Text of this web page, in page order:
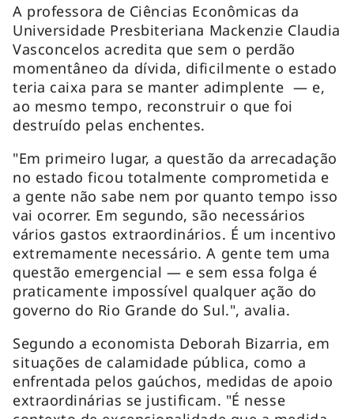
A professora de Ciências Econômicas da
Universidade Presbiteriana Mackenzie Claudia
Vasconcelos acredita que sem o perdão
momentâneo da dívida, dificilmente o estado
teria caixa para se manter adimplente — e,
ao mesmo tempo, reconstruir o que foi
destruído pelas enchentes.
"Em primeiro lugar, a questão da arrecadação
no estado ficou totalmente comprometida e
a gente não sabe nem por quanto tempo isso
vai ocorrer. Em segundo, são necessários
vários gastos extraordinários. É um incentivo
extremamente necessário. A gente tem uma
questão emergencial — e sem essa folga é
praticamente impossível qualquer ação do
governo do Rio Grande do Sul.", avalia.
Segundo a economista Deborah Bizarria, em
situações de calamidade pública, como a
enfrentada pelos gaúchos, medidas de apoio
extraordinárias se justificam. "É nesse